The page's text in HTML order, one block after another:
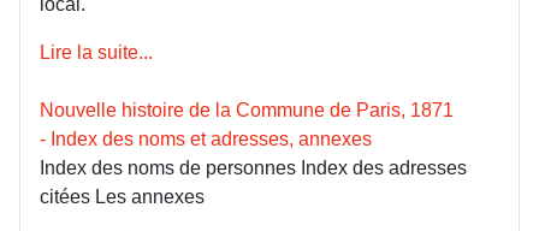
local.
Lire la suite...
Nouvelle histoire de la Commune de Paris, 1871
- Index des noms et adresses, annexes
Index des noms de personnes Index des adresses
citées Les annexes